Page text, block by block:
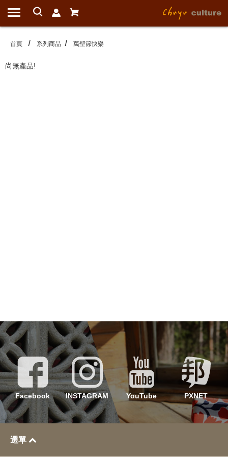
首頁 系列商品 萬聖節快樂
尚無產品!
Facebook INSTAGRAM YouTube PXNET
選單